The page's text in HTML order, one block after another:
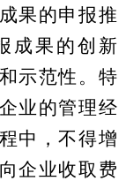
果的申报推
成果的创新
示范性。特
业的管理经
中，不得增
企业收取费